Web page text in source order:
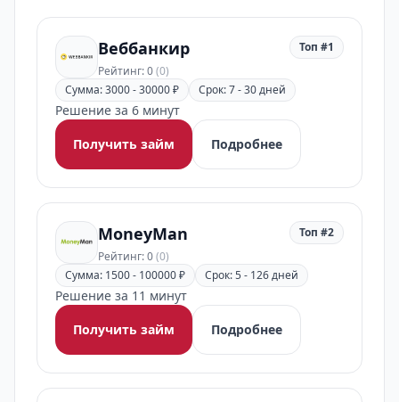
Веббанкир
Рейтинг: 0(0)
Топ #1
Сумма: 3000 - 30000 ₽ Срок: 7 - 30 дней
Решение за 6 минут
Получить займ
Подробнее
MoneyMan
Рейтинг: 0(0)
Топ #2
Сумма: 1500 - 100000 ₽ Срок: 5 - 126 дней
Решение за 11 минут
Получить займ
Подробнее